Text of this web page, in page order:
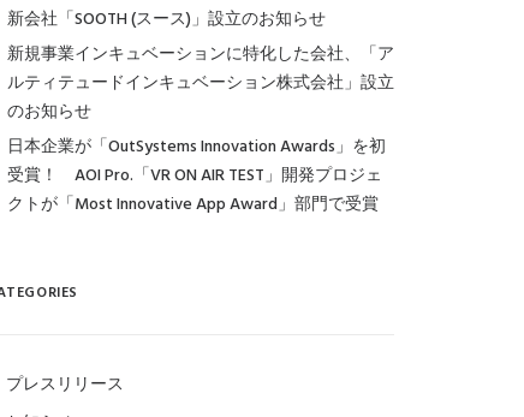
新会社「SOOTH (スース)」設立のお知らせ
新規事業インキュベーションに特化した会社、「ア
ルティテュードインキュベーション株式会社」設立
のお知らせ
日本企業が「OutSystems Innovation Awards」を初
受賞！ AOI Pro.「VR ON AIR TEST」開発プロジェ
クトが「Most Innovative App Award」部門で受賞
プレスリリース